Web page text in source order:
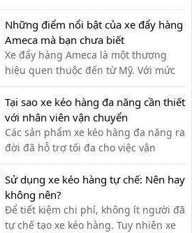
tiện lợi, bền đẹp, xe đẩy hàng Nikawa
chưa bao giờ khiến khách hàng thất
vọng.
Những điểm nổi bật của xe đẩy hàng
Ameca mà bạn chưa biết
Xe đẩy hàng Ameca là một thương
hiệu quen thuộc đến từ Mỹ. Với mức
giá rẻ, phù hợp cho nhiều ngành
nghề, thương hiệu Ameca dần được
mọi người ưa chuộng sử dụng.
Tại sao xe kéo hàng đa năng cần thiết
với nhân viên vận chuyển
Các sản phẩm xe kéo hàng đa năng ra
đời đã hỗ trợ tối đa cho việc vận
chuyển thủ công của nhân viên vận
chuyển, giúp tiết kiệm thời gian và sức
lực.
Sử dụng xe kéo hàng tự chế: Nên hay
không nên?
Để tiết kiệm chi phí, không ít người đã
tự chế tạo xe kéo hàng. Tuy nhiên xe